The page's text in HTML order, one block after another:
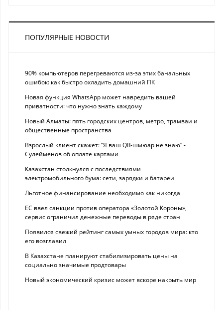
ПОПУЛЯРНЫЕ НОВОСТИ
90% компьютеров перегреваются из-за этих банальных
ошибок: как быстро охладить домашний ПК
Новая функция WhatsApp может навредить вашей
приватности: что нужно знать каждому
Новый Алматы: пять городских центров, метро, трамваи и
общественные пространства
Взрослый клиент скажет: “Я ваш QR-шмюар не знаю“ -
Сулейменов об оплате картами
Казахстан столкнулся с последствиями
электромобильного бума: сети, зарядки и батареи
Льготное финансирование необходимо как никогда
ЕС ввел санкции против оператора «Золотой Короны»,
сервис ограничил денежные переводы в ряде стран
Появился свежий рейтинг самых умных городов мира: кто
его возглавил
В Казахстане планируют стабилизировать цены на
социально значимые продтовары
Новый экономический кризис может вскоре накрыть мир